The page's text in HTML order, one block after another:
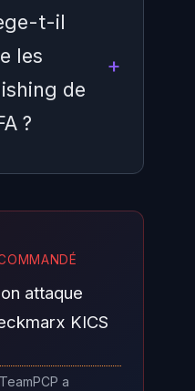
t-il
les
de
?
classiques —
SMS et
ne protègent
AitM
2FA, car
session
attaque
KICS
a